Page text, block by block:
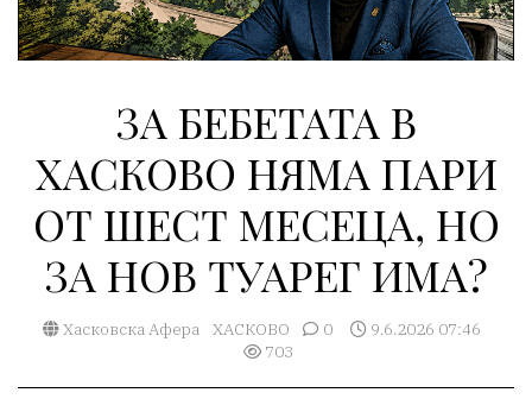
ЗА БЕБЕТАТА В
ХАСКОВО НЯМА ПАРИ
ОТ ШЕСТ МЕСЕЦА, НО
ЗА НОВ ТУАРЕГ ИМА?
Хасковска Афера ХАСКОВО 0
9.6.2026 07:46
703